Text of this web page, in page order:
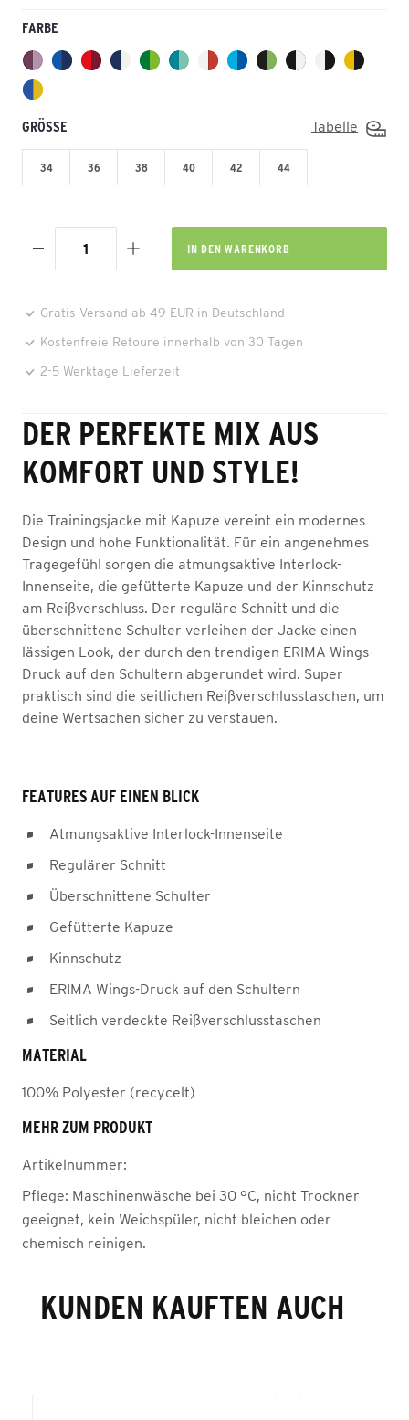
FARBE
GRÖSSE Tabelle
34 36 38 40 42 44
IN DEN WARENKORB
Gratis Versand ab 49 EUR in Deutschland
Kostenfreie Retoure innerhalb von 30 Tagen
2-5 Werktage Lieferzeit
DER PERFEKTE MIX AUS
KOMFORT UND STYLE!
Die Trainingsjacke mit Kapuze vereint ein modernes
Design und hohe Funktionalität. Für ein angenehmes
Tragegefühl sorgen die atmungsaktive Interlock-
Innenseite, die gefütterte Kapuze und der Kinnschutz
am Reißverschluss. Der reguläre Schnitt und die
überschnittene Schulter verleihen der Jacke einen
lässigen Look, der durch den trendigen ERIMA Wings-
Druck auf den Schultern abgerundet wird. Super
praktisch sind die seitlichen Reißverschlusstaschen, um
deine Wertsachen sicher zu verstauen.
FEATURES AUF EINEN BLICK
Atmungsaktive Interlock-Innenseite
Regulärer Schnitt
Überschnittene Schulter
Gefütterte Kapuze
Kinnschutz
ERIMA Wings-Druck auf den Schultern
Seitlich verdeckte Reißverschlusstaschen
MATERIAL
100% Polyester (recycelt)
MEHR ZUM PRODUKT
Artikelnummer:
Pflege: Maschinenwäsche bei 30 °C, nicht Trockner
geeignet, kein Weichspüler, nicht bleichen oder
chemisch reinigen.
KUNDEN KAUFTEN AUCH